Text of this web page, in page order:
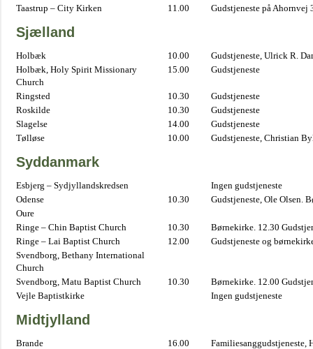
Taastrup – City Kirken
11.00 Gudstjeneste på Ahornvej
Sjælland
Holbæk 10.00
Gudstjeneste, Ulrick R.
Holbæk, Holy Spirit Missionary
Church
15.00 Gudstjeneste
Ringsted 10.30
Gudstjeneste
Roskilde
10.30
Gudstjeneste
Slagelse
14.00
Gudstjeneste
Tølløse
10.00 Gudstjeneste, Christian
Syddanmark
Esbjerg – Sydjyllandskredsen
Ingen gudstjeneste
Odense
10.30
Gudstjeneste, Ole Olsen.
Oure
Ringe – Chin Baptist Church
10.30
Børnekirke. 12.30
Ringe – Lai Baptist Church
12.00
Gudstjeneste og
Svendborg, Bethany International
Church
Svendborg, Matu Baptist Church
10.30
Børnekirke. 12.00
Vejle Baptistkirke
Ingen gudstjeneste
Midtjylland
Brande 16.00
Familiesanggudstjeneste,